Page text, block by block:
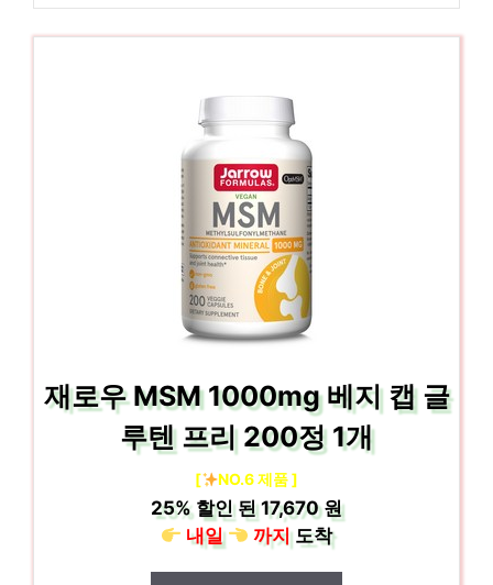
재로우 MSM 1000mg 베지 캡 글
루텐 프리 200정 1개
[ NO.6 제품 ]
25%할인 된17,670 원
내일
까지도착